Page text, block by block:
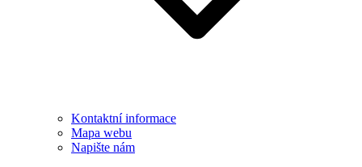
Kontaktní informace
Mapa webu
Napište nám